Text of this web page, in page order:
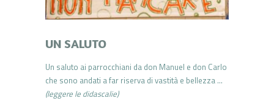
UN SALUTO
Un saluto ai parrocchiani da don Manuel e don Carlo
che sono andati a far riserva di vastità e bellezza …
(leggere le didascalie)